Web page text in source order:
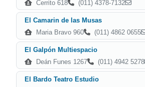
Cerrito 618
(011) 4378-7132
El Camarin de las Musas
Maria Bravo 960
(011) 4862 0655
El Galpón Multiespacio
Deán Funes 1267
(011) 4942 5278
El Bardo Teatro Estudio